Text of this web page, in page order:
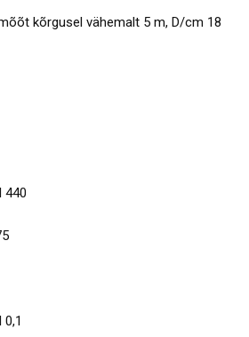
kõrgusel vähemalt 5 m, D/cm 18
440